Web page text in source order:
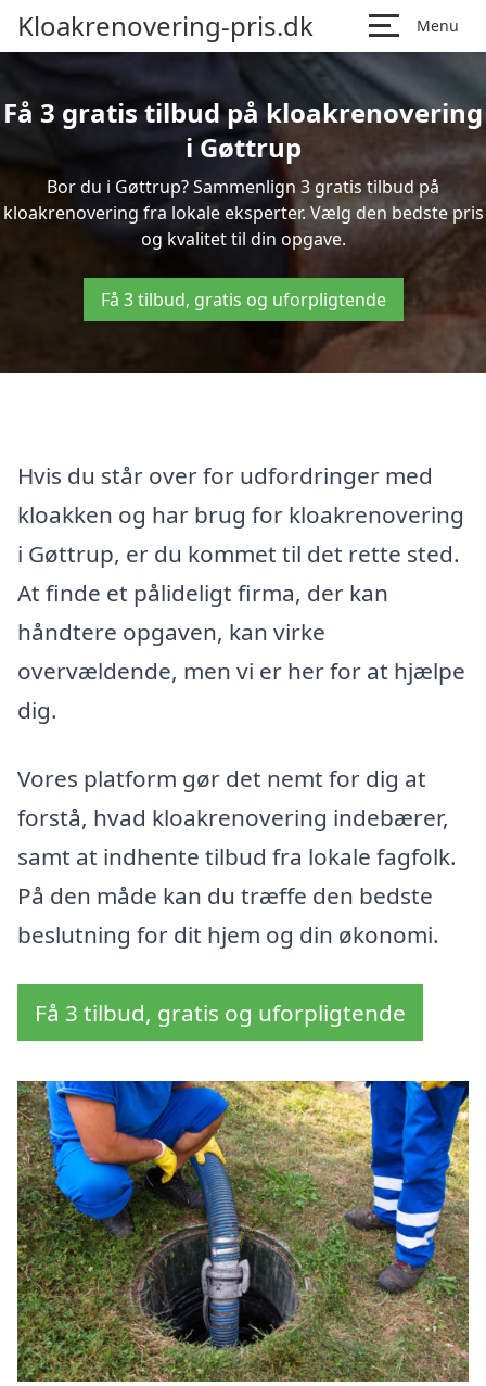
Kloakrenovering-pris.dk Menu
Få 3 gratis tilbud på kloakrenovering
i Gøttrup
Bor du i Gøttrup? Sammenlign 3 gratis tilbud på
kloakrenovering fra lokale eksperter. Vælg den bedste pris
og kvalitet til din opgave.
Få 3 tilbud, gratis og uforpligtende
Hvis du står over for udfordringer med
kloakken og har brug for kloakrenovering
i Gøttrup, er du kommet til det rette sted.
At finde et pålideligt firma, der kan
håndtere opgaven, kan virke
overvældende, men vi er her for at hjælpe
dig.
Vores platform gør det nemt for dig at
forstå, hvad kloakrenovering indebærer,
samt at indhente tilbud fra lokale fagfolk.
På den måde kan du træffe den bedste
beslutning for dit hjem og din økonomi.
Få 3 tilbud, gratis og uforpligtende